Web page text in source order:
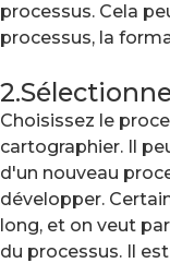
processus. Cela
processus, la
Choisissez le
cartographier. Il
d'un nouveau
développer.
long, et on veut
du processus. Il